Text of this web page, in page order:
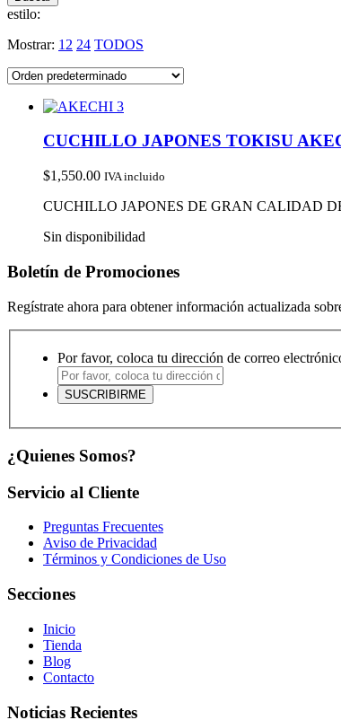
estilo:
Mostrar: 12 24 TODOS
CUCHILLO JAPONES TOKISU
$1,550.00 IVA incluido
CUCHILLO JAPONES DE GRAN CALIDAD
Sin disponibilidad
Boletín de Promociones
Regístrate ahora para obtener información actualizada
Por favor, coloca tu dirección de correo
¿Quienes Somos?
Servicio al Cliente
Preguntas Frecuentes
Aviso de Privacidad
Términos y Condiciones de Uso
Secciones
Inicio
Tienda
Blog
Contacto
Noticias Recientes